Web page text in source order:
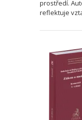
prostředí.
reflektuje